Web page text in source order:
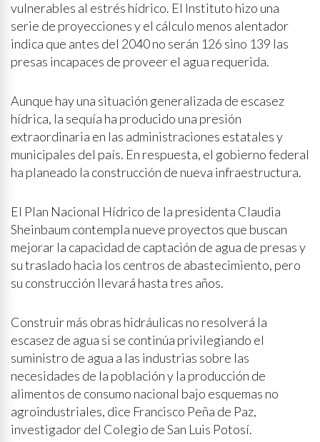
vulnerables al estrés hídrico. El Instituto hizo una
serie de proyecciones y el cálculo menos alentador
indica que antes del 2040 no serán 126 sino 139 las
presas incapaces de proveer el agua requerida.
Aunque hay una situación generalizada de escasez
hídrica, la sequía ha producido una presión
extraordinaria en las administraciones estatales y
municipales del país. En respuesta, el gobierno federal
ha planeado la construcción de nueva infraestructura.
El Plan Nacional Hídrico de la presidenta Claudia
Sheinbaum contempla nueve proyectos que buscan
mejorar la capacidad de captación de agua de presas y
su traslado hacia los centros de abastecimiento, pero
su construcción llevará hasta tres años.
Construir más obras hidráulicas no resolverá la
escasez de agua si se continúa privilegiando el
suministro de agua a las industrias sobre las
necesidades de la población y la producción de
alimentos de consumo nacional bajo esquemas no
agroindustriales, dice Francisco Peña de Paz,
investigador del Colegio de San Luis Potosí.